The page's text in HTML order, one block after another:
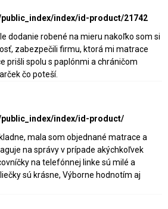
index/id-product/21742
dodanie robené na mieru nakoľko som si
zabezpečili firmu, ktorá mi matrace
prišli spolu s paplónmi a chráničom
čo poteší.
index/id-product/
mala som objednané matrace a
na správy v prípade akýchkoľvek
na telefónnej linke sú milé a
sú krásne, Výborne hodnotím aj